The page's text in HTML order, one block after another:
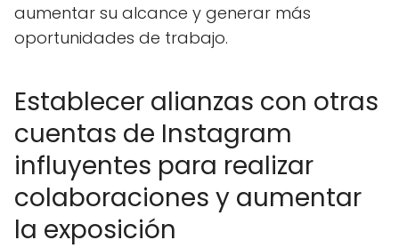
aumentar su alcance y generar más
oportunidades de trabajo.
Establecer alianzas con otras
cuentas de Instagram
influyentes para realizar
colaboraciones y aumentar
la exposición